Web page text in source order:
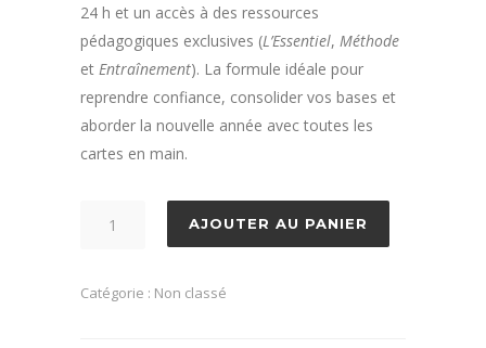
24 h et un accès à des ressources
pédagogiques exclusives (L’Essentiel, Méthode
et Entraînement). La formule idéale pour
reprendre confiance, consolider vos bases et
aborder la nouvelle année avec toutes les
cartes en main.
à
AJOUTER AU PANIER
Catégorie : Non classé